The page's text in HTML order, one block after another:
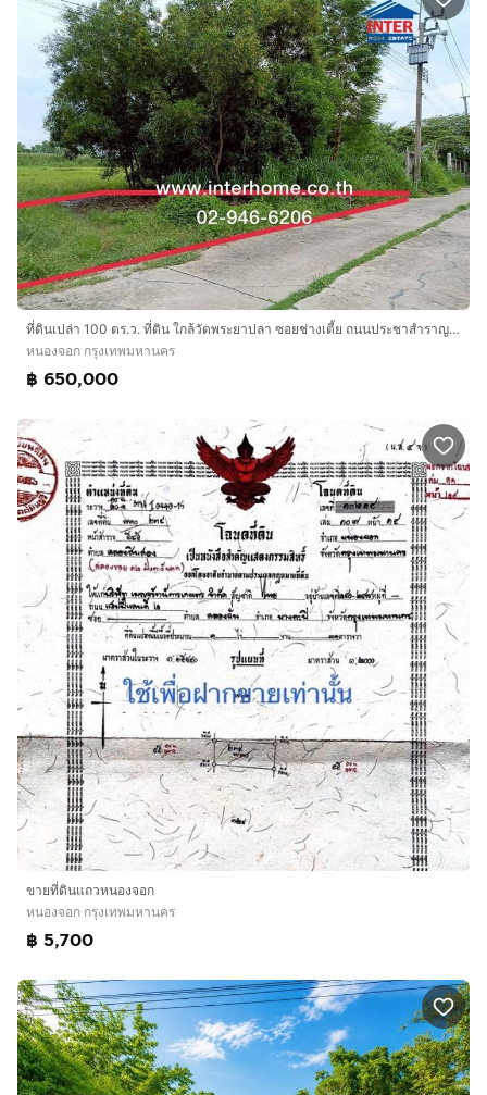
ที่ดินเปล่า 100 ตร.ว. ที่ดิน ใกล้วัดพระยาปลา ซอยช่างเตี้ย ถนนประชาสำราญ เขตหนองจอก กรุงเทพมหานคร
หนองจอก กรุงเทพมหานคร
฿ 650,000
ขายที่ดินแถวหนองจอก
หนองจอก กรุงเทพมหานคร
฿ 5,700